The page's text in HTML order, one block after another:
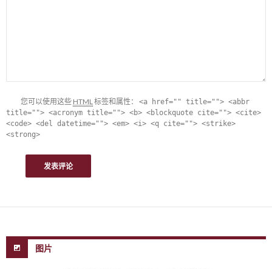
您可以使用这些 HTML标签和属性： <a href="" title=""> <abbr
title=""> <acronym title=""> <b> <blockquote cite=""> <cite>
<code> <del datetime=""> <em> <i> <q cite=""> <strike>
<strong>
图片